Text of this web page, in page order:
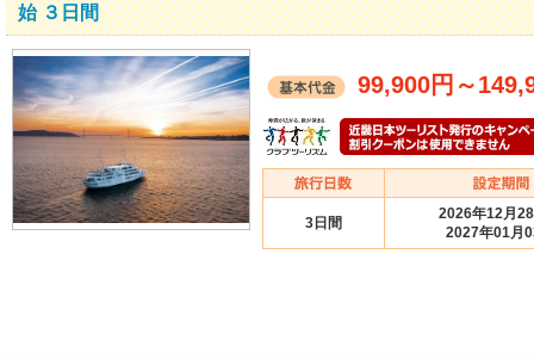
始 ３日間
99,900円 ～
3日間
2026年12月
2027年01月